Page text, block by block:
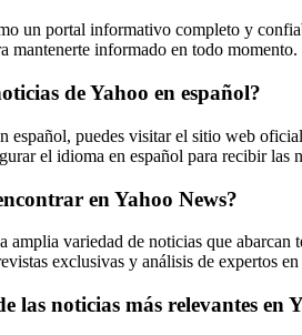
un portal informativo completo y
mantenerte informado en todo momento.
de Yahoo en español?
español, puedes visitar el sitio web
el idioma en español para recibir las
en Yahoo News?
amplia variedad de noticias que
exclusivas y análisis de expertos en
las noticias más relevantes en